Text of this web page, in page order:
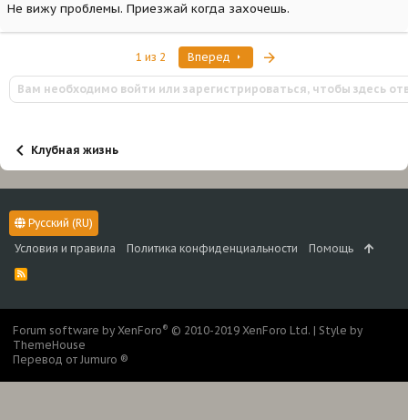
Не вижу проблемы. Приезжай когда захочешь.
1 из 2 Вперед
Вам необходимо войти или зарегистрироваться, чтобы здесь
Клубная жизнь
Русский (RU)
Условия и правила
Политика конфиденциальности Помощь
R
Forum software by XenForo® © 2010-2019 XenForo Ltd. | Style by
ThemeHouse
Перевод от Jumuro ®